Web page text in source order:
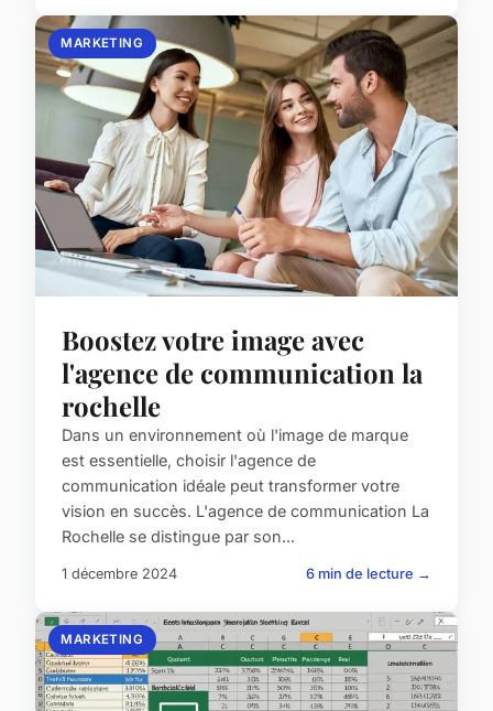
MARKETING
Boostez votre image avec
l'agence de communication la
rochelle
Dans un environnement où l'image de marque
est essentielle, choisir l'agence de
communication idéale peut transformer votre
vision en succès. L'agence de communication La
Rochelle se distingue par son...
1 décembre 2024 6 min de lecture →
MARKETING